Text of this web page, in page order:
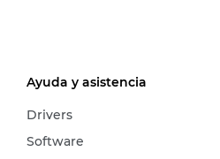
Ayuda y asistencia
Drivers
Software